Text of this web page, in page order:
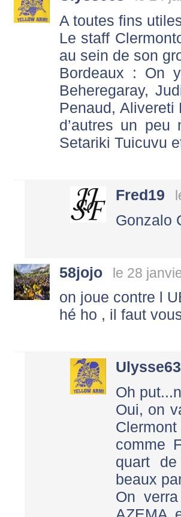
A toutes fins
Le staff
au sein de son
Bordeaux : On
Beheregaray,
Penaud,
d’autres un peu
Setariki Tuicuvu
Fred19
Gonzalo
58jojo le 28
on joue contre l
hé ho , il faut
Ulysse63
Oh
Oui, on
comme
quart
beaux
On